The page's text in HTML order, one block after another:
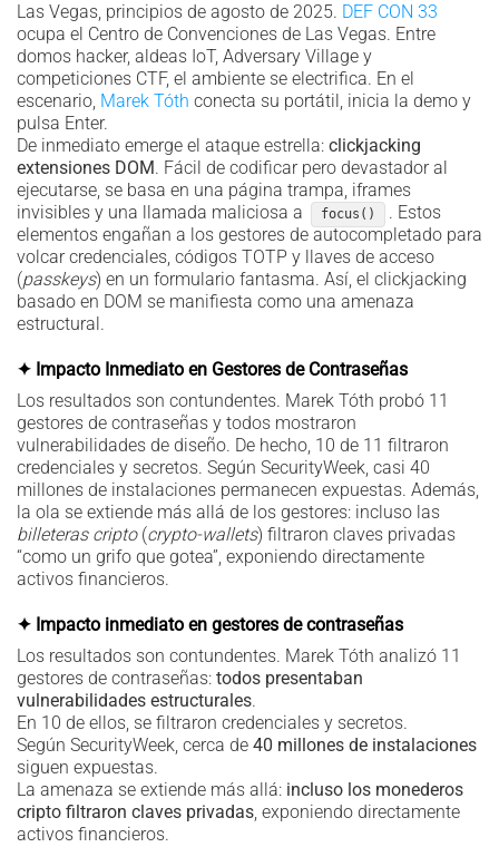
Las Vegas, principios de agosto de 2025. DEF CON 33
ocupa el Centro de Convenciones de Las Vegas. Entre
domos hacker, aldeas IoT, Adversary Village y
competiciones CTF, el ambiente se electrifica. En el
escenario, Marek Tóth conecta su portátil, inicia la demo y
pulsa Enter.
De inmediato emerge el ataque estrella: clickjacking
extensiones DOM. Fácil de codificar pero devastador al
ejecutarse, se basa en una página trampa, iframes
invisibles y una llamada maliciosa a
focus()
. Estos
elementos engañan a los gestores de autocompletado para
volcar credenciales, códigos TOTP y llaves de acceso
(passkeys) en un formulario fantasma. Así, el clickjacking
basado en DOM se manifiesta como una amenaza
estructural.
✦ Impacto Inmediato en Gestores de Contraseñas
Los resultados son contundentes. Marek Tóth probó 11
gestores de contraseñas y todos mostraron
vulnerabilidades de diseño. De hecho, 10 de 11 filtraron
credenciales y secretos. Según SecurityWeek, casi 40
millones de instalaciones permanecen expuestas. Además,
la ola se extiende más allá de los gestores: incluso las
billeteras cripto(crypto-wallets) filtraron claves privadas
“como un grifo que gotea”, exponiendo directamente
activos financieros.
✦ Impacto inmediato en gestores de contraseñas
Los resultados son contundentes. Marek Tóth analizó 11
gestores de contraseñas: todos presentaban
vulnerabilidades estructurales.
En 10 de ellos, se filtraron credenciales y secretos.
Según SecurityWeek, cerca de 40 millones de instalaciones
siguen expuestas.
La amenaza se extiende más allá: incluso los monederos
cripto filtraron claves privadas, exponiendo directamente
activos financieros.